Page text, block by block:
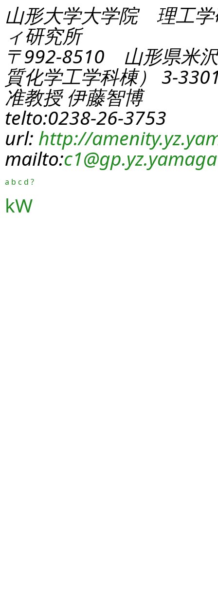
山形大学大学院 理工学
ィ研究所
〒992-8510 山形県米
質化学工学科棟） 3-
准教授 伊藤智博
telto:0238-26-3753
url: http://
mailto:c1
a b c d ?
kW